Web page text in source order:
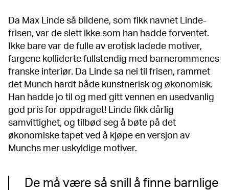
Da Max Linde så bildene, som fikk navnet Linde-
frisen, var de slett ikke som han hadde forventet.
Ikke bare var de fulle av erotisk ladede motiver,
fargene kolliderte fullstendig med barnerommenes
franske interiør. Da Linde sa nei til frisen, rammet
det Munch hardt både kunstnerisk og økonomisk.
Han hadde jo til og med gitt vennen en usedvanlig
god pris for oppdraget! Linde fikk dårlig
samvittighet, og tilbød seg å bøte på det
økonomiske tapet ved å kjøpe en versjon av
Munchs mer uskyldige motiver.
De må være så snill å finne barnlige